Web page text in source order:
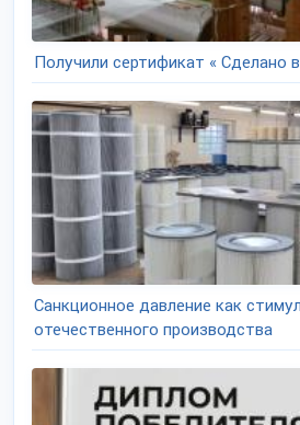
Получили сертификат « Сделано
Санкционное давление как
отечественного производства